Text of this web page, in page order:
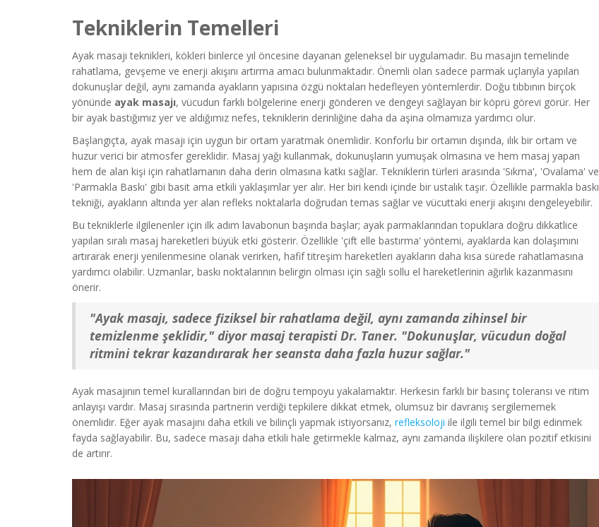
Tekniklerin Temelleri
Ayak masajı teknikleri, kökleri binlerce yıl öncesine dayanan geleneksel bir uygulamadır. Bu masajın temelinde
rahatlama, gevşeme ve enerji akışını artırma amacı bulunmaktadır. Önemli olan sadece parmak uçlarıyla yapılan
dokunuşlar değil, aynı zamanda ayakların yapısına özgü noktaları hedefleyen yöntemlerdir. Doğu tıbbının birçok
yönünde ayak masajı, vücudun farklı bölgelerine enerji gönderen ve dengeyi sağlayan bir köprü görevi görür. Her
bir ayak bastığımız yer ve aldığımız nefes, tekniklerin derinliğine daha da aşina olmamıza yardımcı olur.
Başlangıçta, ayak masajı için uygun bir ortam yaratmak önemlidir. Konforlu bir ortamın dışında, ılık bir ortam ve
huzur verici bir atmosfer gereklidir. Masaj yağı kullanmak, dokunuşların yumuşak olmasına ve hem masaj yapan
hem de alan kişi için rahatlamanın daha derin olmasına katkı sağlar. Tekniklerin türleri arasında 'Sıkma', 'Ovalama' ve
'Parmakla Baskı' gibi basit ama etkili yaklaşımlar yer alır. Her biri kendi içinde bir ustalık taşır. Özellikle parmakla baskı
tekniği, ayakların altında yer alan refleks noktalarla doğrudan temas sağlar ve vücuttaki enerji akışını dengeleyebilir.
Bu tekniklerle ilgilenenler için ilk adım lavabonun başında başlar; ayak parmaklarından topuklara doğru dikkatlice
yapılan sıralı masaj hareketleri büyük etki gösterir. Özellikle 'çift elle bastırma' yöntemi, ayaklarda kan dolaşımını
artırarak enerji yenilenmesine olanak verirken, hafif titreşim hareketleri ayakların daha kısa sürede rahatlamasına
yardımcı olabilir. Uzmanlar, baskı noktalarının belirgin olması için sağlı sollu el hareketlerinin ağırlık kazanmasını
önerir.
"Ayak masajı, sadece fiziksel bir rahatlama değil, aynı zamanda zihinsel bir
temizlenme şeklidir," diyor masaj terapisti Dr. Taner. "Dokunuşlar, vücudun doğal
ritmini tekrar kazandırarak her seansta daha fazla huzur sağlar."
Ayak masajının temel kurallarından biri de doğru tempoyu yakalamaktır. Herkesin farklı bir basınç toleransı ve ritim
anlayışı vardır. Masaj sırasında partnerin verdiği tepkilere dikkat etmek, olumsuz bir davranış sergilememek
önemlidir. Eğer ayak masajını daha etkili ve bilinçli yapmak istiyorsanız, refleksoloji ile ilgili temel bir bilgi edinmek
fayda sağlayabilir. Bu, sadece masajı daha etkili hale getirmekle kalmaz, aynı zamanda ilişkilere olan pozitif etkisini
de artırır.